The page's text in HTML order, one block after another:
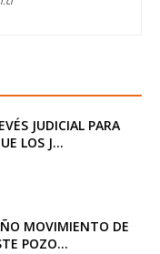
JUDICIAL PARA
LOS J...
MOVIMIENTO DE
POZO...